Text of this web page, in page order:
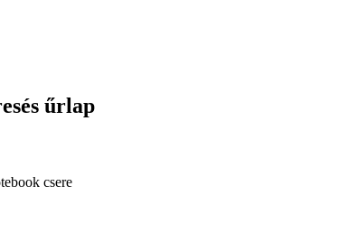
űrlap
csere